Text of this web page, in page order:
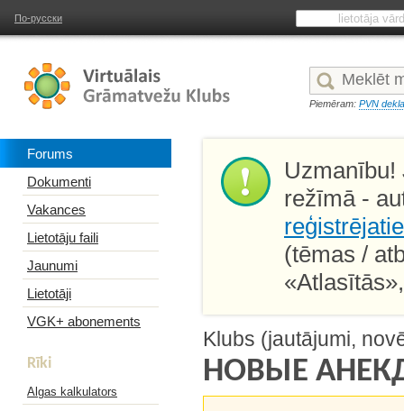
По-русски
Piemēram: PVN
Forums
Dokumenti
Vakances
Lietotāju faili
Jaunumi
Lietotāji
VGK+ abonements
Rīki
Algas kalkulators
Uzmanību!
režīmā -
(tēmas /
Klubs (jautājumi,
НОВЫЕ